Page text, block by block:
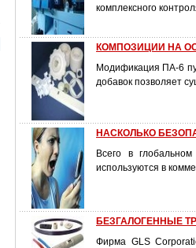
комплексного
КОМПОЗИЦИИ НА
Модификация ПА-6
добавок позволяет
НАСКОЛЬКО
Всего в
используются в
БЕЗГАЛОГЕННЫЕ
Фирма GLS